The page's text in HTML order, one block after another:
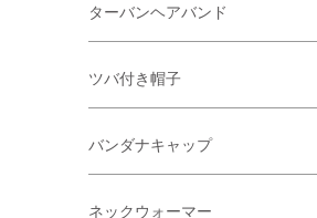
ターバンヘアバンド
ツバ付き帽子
バンダナキャップ
ネックウォーマー